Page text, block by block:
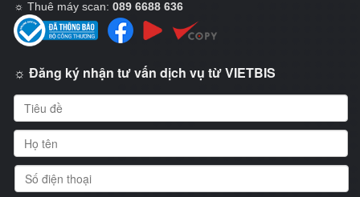
☼ Thuê máy scan: 089 6688 636
☼ Đăng ký nhận tư vấn dịch vụ từ VIETBIS